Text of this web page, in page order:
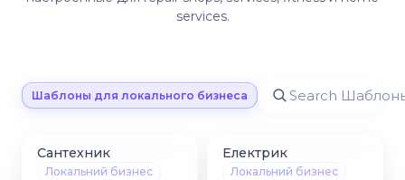
services.
Шаблоны для локального бизнеса
Сантехник
Локальний бизнес
Електрик
Локальний бизнес